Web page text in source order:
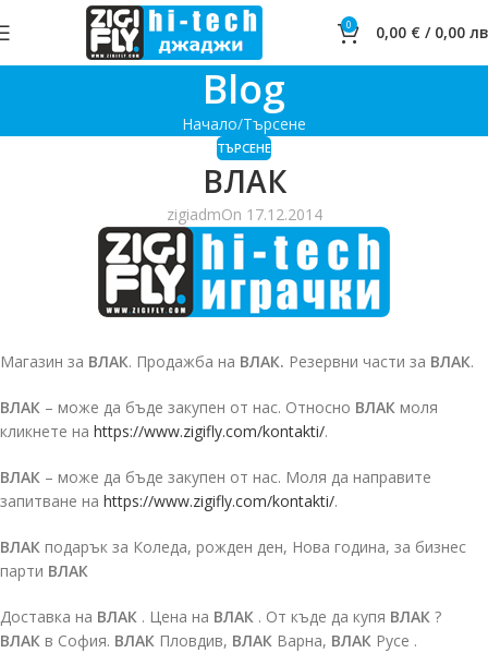
0 0,00 € / 0,00
Blog
Начало Търсене
ТЪРСЕНЕ
ВЛАК
zigiadmOn 17.12.2014
Магазин за ВЛАК. Продажба на ВЛАК. Резервни части за ВЛАК.
ВЛАК – може да бъде закупен от нас. Относно ВЛАК моля
кликнете на https://www.zigifly.com/kontakti/.
ВЛАК – може да бъде закупен от нас. Моля да направите
запитване на https://www.zigifly.com/kontakti/.
ВЛАК подарък за Коледа, рожден ден, Нова година, за бизнес
парти ВЛАК
Доставка на ВЛАК . Цена на ВЛАК . От къде да купя ВЛАК ?
ВЛАК в София. ВЛАК Пловдив, ВЛАК Варна, ВЛАК Русе .